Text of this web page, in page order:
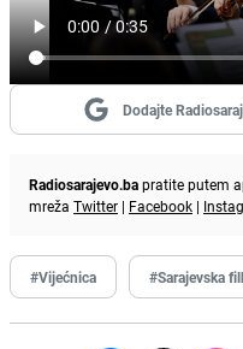
Dodajte
Radiosarajevo.bapratite putem
mreža Twitter | Facebook |
#Vijećnica #Sarajevska